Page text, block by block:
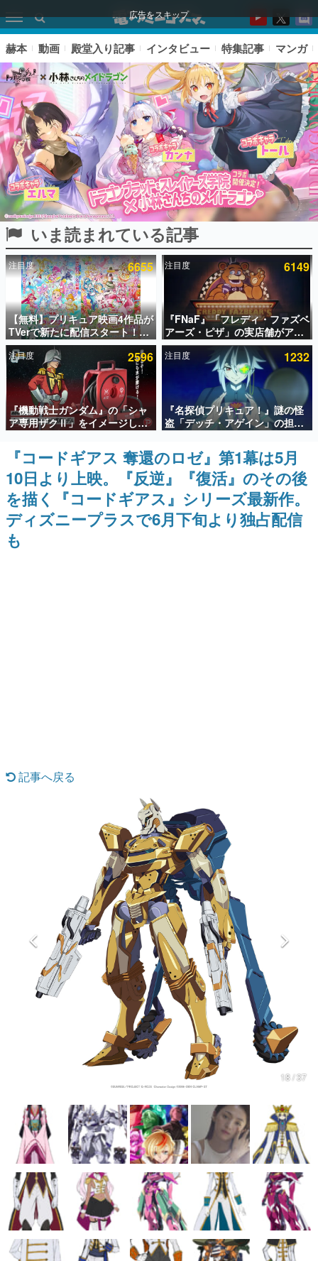
広告をスキップ
ピックアップ
電ファミのいま読まれている記事ランキング
アプリセール情報
インタビュー
連載・特集一覧
殿堂入り記事
SNS拡散数が数千以上！ ページビュー数万以上！ などな
ど。多くの人々に読まれた、電ファミ渾身の“殿堂入り”記
事をまとめました。
ゲームの企画書
名作ゲームクリエイターの方々に製作時のエピソードをお
聞きし、ヒットする企画（ゲーム）とは何か？を探ってい
きます。
赫本
この物語を解いてはいけない。『赫本』は、〈試験問題〉
なんでゲームは面白い？
ゲーム開発者・hamatsu氏がゲームの魅力を画面や操作の
具体的な形から解き明かしていく、硬派で骨太な評論連載
です。
ゲームが変えた日本語
「経験値」「裏技」「ラスボス」… ゲームにまつわる言葉
の起源や用法の変遷を、コンピューター文化史研究家・タ
イニーP氏が徹底調査。
カテゴリ
特集記事
マンガ
その他
運営：株式会社マレ
赫本 動画 殿堂入り記事 インタビュー 特集記事 マンガ
いま読まれている記事
注目度 6655
【無料】プリキュア映画4作品が
TVerで新たに配信スタート！な
んと2018年～2024年の映画ほぼ
すべてが見放題に、ぶっちゃけ
ありえないラインナップ
注目度 6149
『FNaF』「フレディ・ファズベ
アーズ・ピザ」の実店舗がアメ
リカの商業施設「American
Dream」に2027年オープン！
ScottGamesとの共同開発、食
事だけでなくステージショーや
没入型のホラー体験も楽しめる
注目度 2596
『機動戦士ガンダム』の「シャ
ア専用ザクⅡ」をイメージした
散水ホースリールが予約開始。
本体にはシャアのパーソナルマ
ークやジオン公国軍のエンブレ
ム、型式番号などを配置
注目度 1232
『名探偵プリキュア！』謎の怪
盗「デッチ・アゲイン」の担当
キャストは天﨑滉平さんと判
明。『Re:ゼロから始める異世
界生活』オットー役、『ヒプノ
シスマイク』山田三郎役など
『コードギアス 奪還のロゼ』第1幕は5月
10日より上映。『反逆』『復活』のその後
を描く『コードギアス』シリーズ最新作。
ディズニープラスで6月下旬より独占配信
も
記事へ戻る
18 / 37